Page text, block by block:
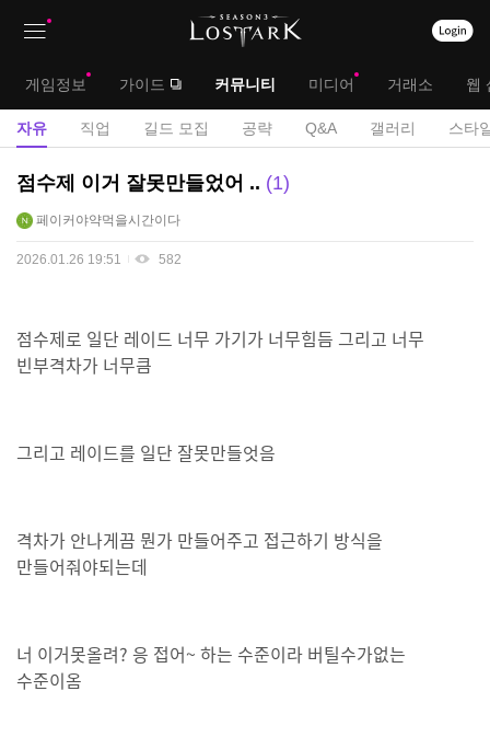
대
메
게임정보 가이드 커뮤니티 미디어 거래소 웹
서
자유 직업 길드 모집 공략 Q&A 갤러리 스타
자
게
점수제 이거 잘못만들었어 .. 1
페이커야약먹을시간이다
2026.01.26 19:51 582
점수제로 일단 레이드 너무 가기가 너무힘듬 그리고 너무
빈부격차가 너무큼
그리고 레이드를 일단 잘못만들엇음
격차가 안나게끔 뭔가 만들어주고 접근하기 방식을
만들어줘야되는데
너 이거못올려? 응 접어~ 하는 수준이라 버틸수가없는
수준이옴